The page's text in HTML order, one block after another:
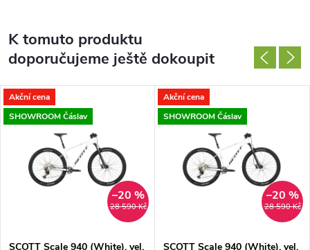
K tomuto produktu
doporučujeme ještě dokoupit
Akční cena
SHOWROOM Čáslav
28 590 Kč
–20 %
SCOTT Scale 940 (White), vel.
Akční cena
SHOWROOM Čáslav
28 590 Kč
–20 %
SCOTT Scale 940 (White), vel.